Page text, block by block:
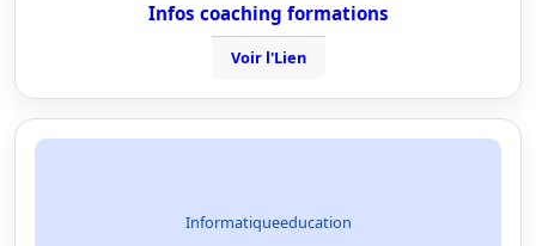
Infos coaching formations
Voir l'Lien
Informatiqueeducation